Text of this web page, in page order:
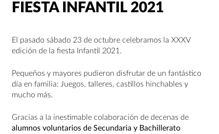
FIESTA INFANTIL 2021
El pasado sábado 23 de octubre celebramos la XXXV
edición de la fiesta Infantil 2021.
Pequeños y mayores pudieron disfrutar de un fantástico
día en familia: Juegos, talleres, castillos hinchables y
mucho más.
Gracias a la inestimable colaboración de decenas de
alumnos voluntarios de Secundaria y Bachillerato